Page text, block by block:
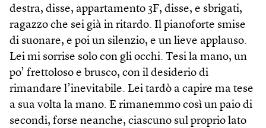
destra, disse, appartamento 3F, disse, e sbrigati,
ragazzo che sei già in ritardo. Il pianoforte smise
di suonare, e poi un silenzio, e un lieve applauso.
Lei mi sorrise solo con gli occhi. Tesi la mano, un
po’ frettoloso e brusco, con il desiderio di
rimandare l’inevitabile. Lei tardò a capire ma tese
a sua volta la mano. E rimanemmo così un paio di
secondi, forse neanche, ciascuno sul proprio lato